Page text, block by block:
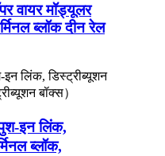
वायर मॉड्यूलर
ब्लॉक दीन रेल
इन लिंक,
ब्लॉक,